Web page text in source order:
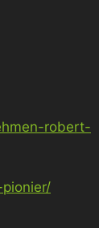
robert-